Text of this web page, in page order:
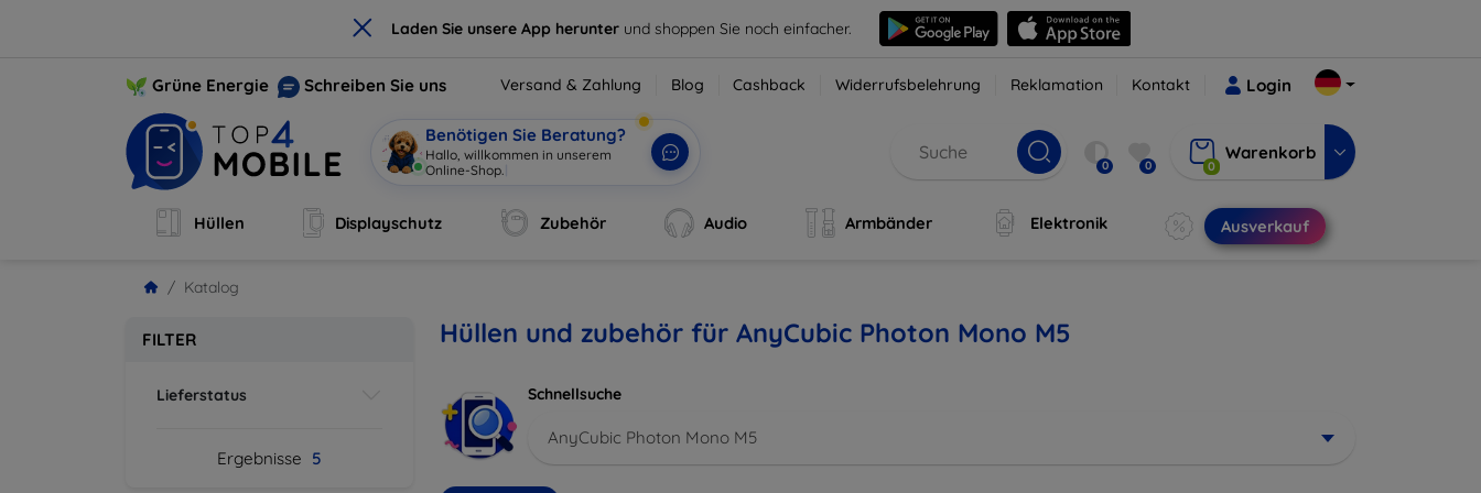
× Laden Sie unsere App herunter und shoppen Sie noch einfacher.
Grüne Energie Schreiben Sie uns Versand & Zahlung Blog Cashback Widerrufsbelehrung Reklamation Kontakt Login
Benötigen Sie Beratung?
Hallo, willkommen in unserem
Online-Shop.
0 0 0
Warenkorb
Hüllen Displayschutz Zubehör Audio Armbänder Elektronik Ausverkauf
Katalog
FILTER
Lieferstatus
Ergebnisse 5
Hüllen und zubehör für AnyCubic Photon Mono M5
Schnellsuche
AnyCubic Photon Mono M5